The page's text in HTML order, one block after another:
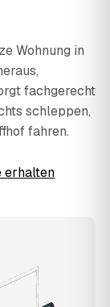
Wohnung in
fachgerecht
schleppen,
fahren.
erhalten